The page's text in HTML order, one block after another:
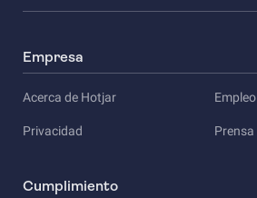
Empresa
Acerca de Hotjar Empleo
Privacidad Prensa
Cumplimiento